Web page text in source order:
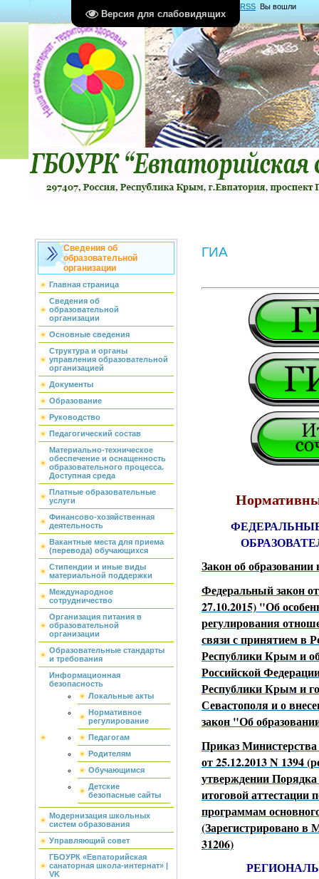
Версия для слабовидящих
RSS Вы вошли
какГость Группа "Гости"
Сведения об
образовательной
организации
Главная страница
Сведения об
образовательной
организации
Основные сведения
Структура и органы
управления образовательной
организацией
Документы
Образование
Руководство
Педагогический состав
Материально-техническое
обеспечение и оснащенность
образовательного процесса.
Доступная среда
Платные образовательные
услуги
Финансово-хозяйственная
деятельность
Вакантные места для приема
(перевода) обучающихся
Стипендии и иные виды
материальной поддержки
Международное
сотрудничество
Организация питания в
образовательной
организации
Образовательные стандарты
и требования
Информационная
безопасность
Локальные акты
Нормативное
регулирование
Педагогам
Родителям
Обучающимся
Детские
безопасные сайты
Модернизация школьных
систем образования
Управляющий совет
ГБОУРК «Евпаторийская
санаторная школа-интернат» |
VK
ГИА
Закон об
Федеральный закон
27.10.2015) "Об
регулирования
связи с принятием в
Республики Крым и
Российской
Республики Крым и
Севастополя и о
закон "Об
Приказ Министерства
от 25.12.2013 N 1394
утверждении Порядка
итоговой аттестации
программам
(Зарегистрировано в
31206)